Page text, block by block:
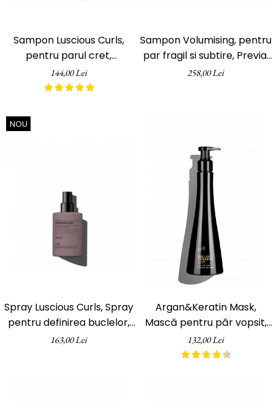
Sampon Luscious Curls,
pentru parul cret,
Curlfriends Previa, 340 ml
144,00 Lei
Sampon Volumising, pentru
par fragil si subtire, Previa,
1000 ml
258,00 Lei
NOU
Spray Luscious Curls, Spray
pentru definirea buclelor,
200 ml
163,00 Lei
Argan&Keratin Mask,
Mască pentru păr vopsit,
pH Laboratories, 250 ml
132,00 Lei